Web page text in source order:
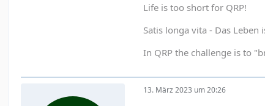
Life is too short for QRP!
Satis longa vita - Das Leben
In QRP the challenge is to
13. März 2023 um 20:26